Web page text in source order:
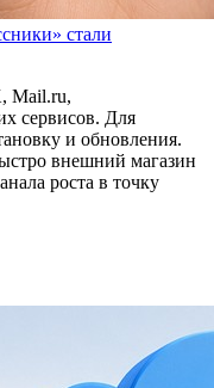
стали
Mail.ru,
сервисов. Для
и обновления.
внешний магазин
роста в точку